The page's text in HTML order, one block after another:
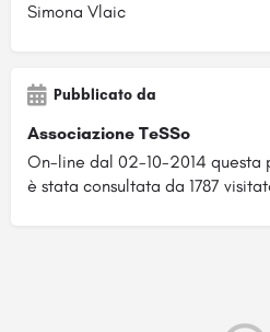
Simona Vlaic
Pubblicato da
Associazione TeSSo
On-line dal 02-10-2014 questa
è stata consultata da 1787